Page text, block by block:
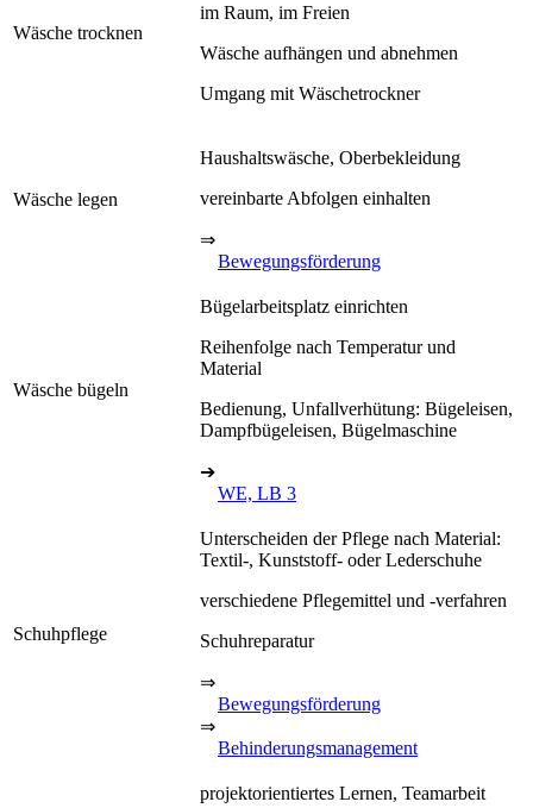
Wäsche trocknen
im Raum, im Freien
Wäsche aufhängen und abnehmen
Umgang mit Wäschetrockner
Wäsche legen
Haushaltswäsche, Oberbekleidung
vereinbarte Abfolgen einhalten
⇒
Bewegungsförderung
Wäsche bügeln
Bügelarbeitsplatz einrichten
Reihenfolge nach Temperatur und
Material
Bedienung, Unfallverhütung: Bügeleisen,
Dampfbügeleisen, Bügelmaschine
➔
WE, LB 3
Schuhpflege
Unterscheiden der Pflege nach Material:
Textil-, Kunststoff- oder Lederschuhe
verschiedene Pflegemittel und -verfahren
Schuhreparatur
⇒
Bewegungsförderung
⇒
Behinderungsmanagement
projektorientiertes Lernen, Teamarbeit